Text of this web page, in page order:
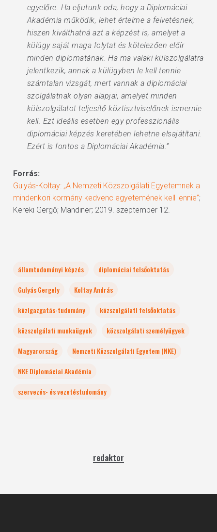
egyelőre. Ha eljutunk oda, hogy a Diplomáciai
Akadémia működik, lehet értelme a felvetésnek,
hiszen kiválthatná azt a képzést is, amelyet a
külügy saját maga folytat és kötelezően előír
minden diplomatának. Ha ma valaki külszolgálatra
jelentkezik, annak a külügyben le kell tennie
számtalan vizsgát, mert vannak a diplomáciai
szolgálatnak olyan alapjai, amelyet minden
külszolgálatot teljesítő köztisztviselőnek ismernie
kell. Ezt ideális esetben egy professzionális
diplomáciai képzés keretében lehetne elsajátítani.
Ezért is fontos a Diplomáciai Akadémia.”
Forrás:
Gulyás-Koltay: „A Nemzeti Közszolgálati Egyetemnek a
mindenkori kormány kedvenc egyetemének kell lennie”;
Kereki Gergő; Mandiner; 2019. szeptember 12.
államtudományi képzés
diplomáciai felsőoktatás
Gulyás Gergely
Koltay András
közigazgatás-tudomány
közszolgálati felsőoktatás
közszolgálati munkaügyek
közszolgálati személyügyek
Magyarország
Nemzeti Közszolgálati Egyetem (NKE)
NKE Diplomáciai Akadémia
szervezés- és vezetéstudomány
redaktor